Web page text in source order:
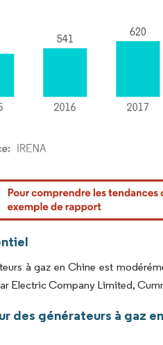
réutilisation nécessite une attribution sous
à gaz en Chine est
Electric Company Limited,
des générateurs à gaz